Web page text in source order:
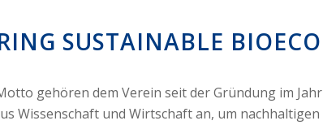
SUSTAINABLE
gehören dem Verein seit der Gründung im Jahr
Wissenschaft und Wirtschaft an, um nachhaltigen